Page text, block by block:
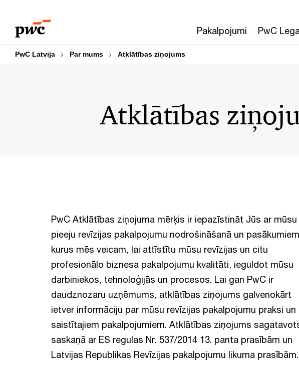
content
footer
Pakalpojumi PwC
PwC Latvija Par mums Atklātības ziņojums
Atklātības
PwC Atklātības ziņojuma mērķis ir iepazīstināt Jūs ar mūsu
pieeju revīzijas pakalpojumu nodrošināšanā un
kurus mēs veicam, lai attīstītu mūsu revīzijas un citu
profesionālo biznesa pakalpojumu kvalitāti, ieguldot mūsu
darbiniekos, tehnoloģijās un procesos. Lai gan PwC ir
daudznozaru uzņēmums, atklātības ziņojums galvenokārt
ietver informāciju par mūsu revīzijas pakalpojumu praksi un
saistītajiem pakalpojumiem. Atklātības ziņojums
saskaņā ar ES regulas Nr. 537/2014 13. panta prasībām un
Latvijas Republikas Revīzijas pakalpojumu likuma prasībām.